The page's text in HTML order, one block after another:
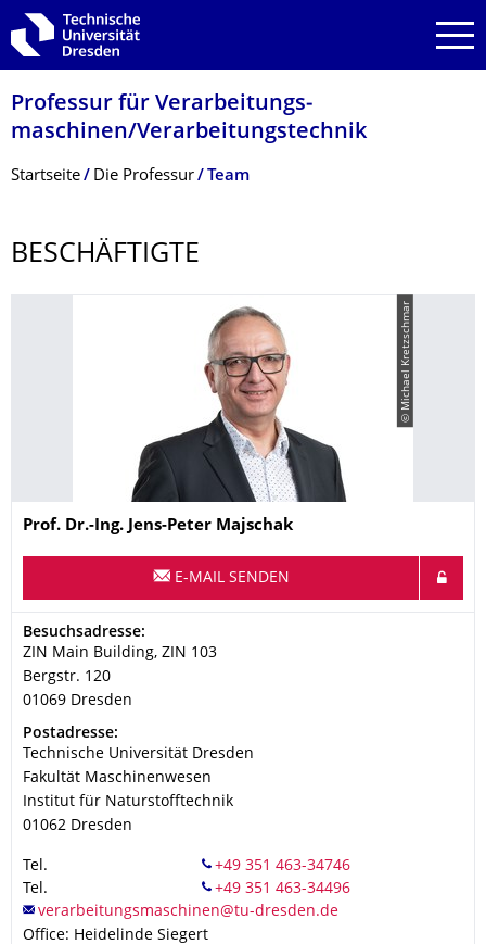
Zur Hauptnavigation springen
Zur Suche springen
Zum Inhalt springen
Professur für Verarbeitungs­
maschinen/Verarbeitungstech­nik
Breadcrumb-Menü
Startseite Die Professur Team
BESCHÄFTIGTE
© Michael Kretzschmar
Name
Prof. Dr.-Ing. Jens-Peter Majschak
E-MAIL SENDEN
Adresse
Besuchsadresse:
ZIN Main Building, ZIN 103
Bergstr. 120
01069 Dresden
Adresse
Postadresse:
Technische Universität Dresden
Fakultät Maschinenwesen
Institut für Naturstofftechnik
01062 Dresden
Tel.
Tel.
Office: Heidelinde Siegert